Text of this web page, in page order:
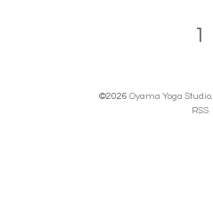
1
©2026 Oyama Yoga Studio
RSS